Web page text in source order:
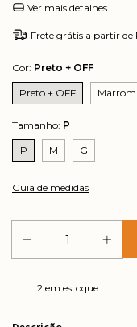
Ver mais detalhes
Frete grátis a partir de
Cor: Preto + OFF
Preto + OFF Marrom
Tamanho: P
P M G
Guia de medidas
2 em estoque